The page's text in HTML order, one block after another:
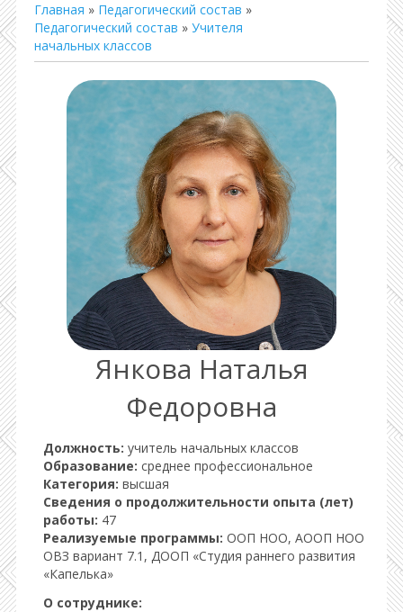
Главная » Педагогический состав »
Педагогический состав » Учителя
начальных классов
Янкова Наталья
Федоровна
Должность: учитель начальных классов
Образование: среднее профессиональное
Категория: высшая
Cведения о продолжительности опыта (лет)
работы: 47
Реализуемые программы: ООП НОО, АООП НОО
ОВЗ вариант 7.1, ДООП «Студия раннего развития
«Капелька»
О сотруднике: